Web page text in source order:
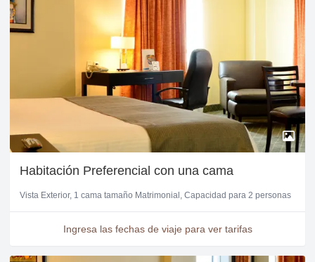
Habitación Preferencial con una cama
Vista Exterior 1 cama tamaño Matrimonial Capacidad para 2 personas
Ingresa las fechas de viaje para ver tarifas